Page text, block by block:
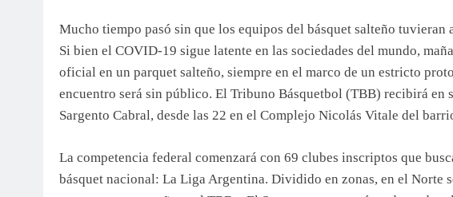
Mucho tiempo pasó sin que los equipos del básquet salteño
Si bien el COVID-19 sigue latente en las sociedades del mundo,
oficial en un parquet salteño, siempre en el marco de un estricto
encuentro será sin público. El Tribuno Básquetbol (TBB) recibirá en
Sargento Cabral, desde las 22 en el Complejo Nicolás Vitale del
La competencia federal comenzará con 69 clubes inscriptos que
básquet nacional: La Liga Argentina. Dividido en zonas, en el Norte